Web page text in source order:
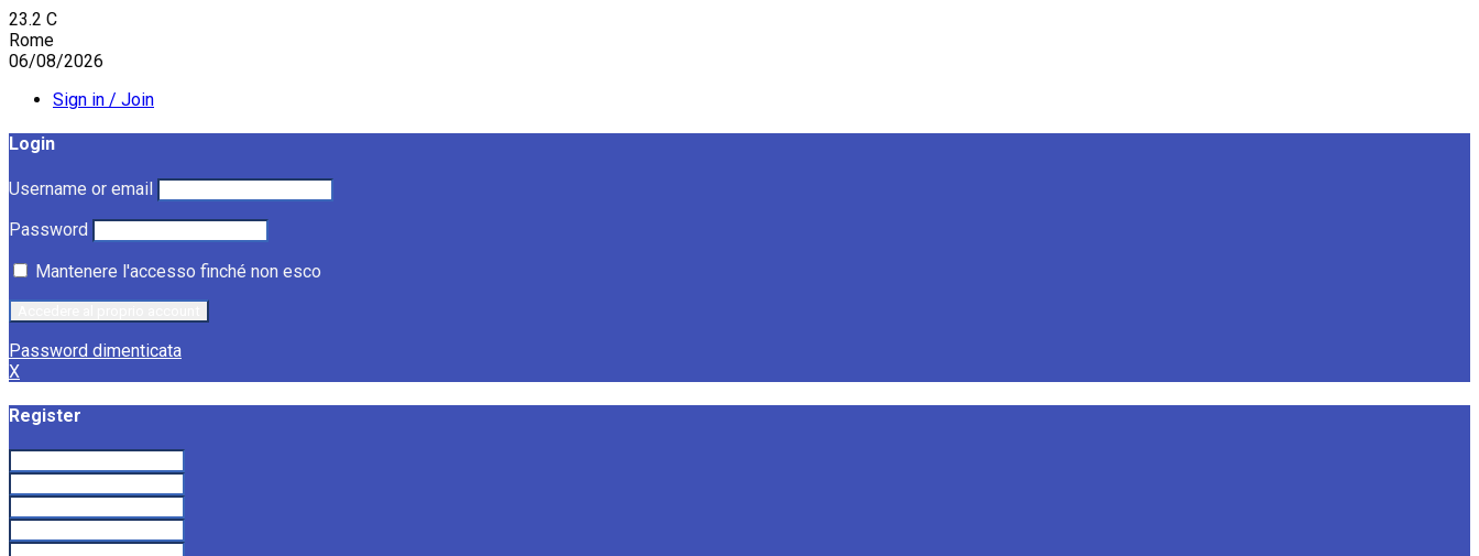
23.2 C
Rome
06/08/2026
Sign in / Join
Login
Username or email
Password
Mantenere l'accesso finché non esco
Password dimenticata
X
Register